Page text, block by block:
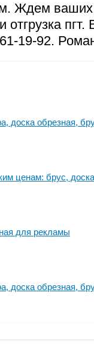
Ждем ваших
отгрузка
19-92.
доска обрезная,
ценам: брус,
для рекламы
доска обрезная,